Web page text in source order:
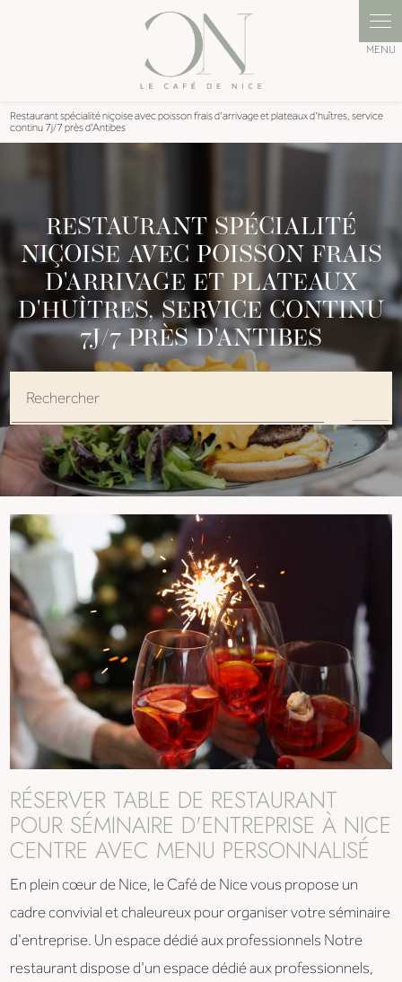
Restaurant spécialité niçoise avec poisson frais d'arrivage et plateaux d'huîtres, service
continu 7j/7 près d'Antibes
RESTAURANT SPÉCIALITÉ
NIÇOISE AVEC POISSON FRAIS
D'ARRIVAGE ET PLATEAUX
D'HUÎTRES, SERVICE CONTINU
7J/7 PRÈS D'ANTIBES
Rechercher
RÉSERVER TABLE DE RESTAURANT
POUR SÉMINAIRE D'ENTREPRISE À NICE
CENTRE AVEC MENU PERSONNALISÉ
En plein cœur de Nice, le Café de Nice vous propose un
cadre convivial et chaleureux pour organiser votre séminaire
d'entreprise. Un espace dédié aux professionnels Notre
restaurant dispose d'un espace dédié aux professionnels,
Panneau de gestion des cookies